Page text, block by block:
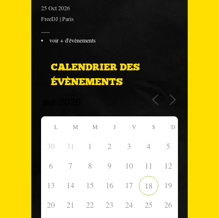
25 Oct 2026
FreeDJ | Paris
voir + d'évènements
CALENDRIER DES
ÉVÈNEMENTS
L M M J V S D
30 31 1 2 3 4
5
6
7 8 9 10 11
12
13
14 15 16 17 18
19
20
21 22 23 24 25
26